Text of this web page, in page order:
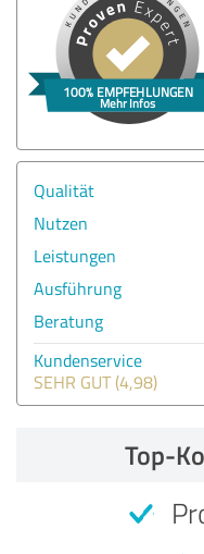
Qualität
Nutzen
Leistungen
Ausführung
Beratung
Kundenservice
SEHR GUT (4,98)
Top-